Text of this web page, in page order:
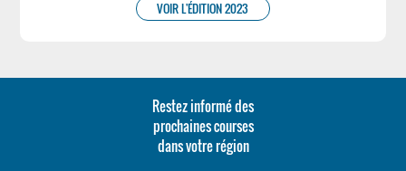
VOIR L'ÉDITION 2023
Restez informé des
prochaines courses
dans votre région